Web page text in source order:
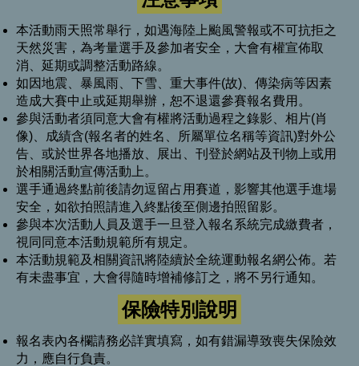
本活動雨天照常舉行，如遇海陸上颱風警報或不可抗拒之
天然災害，為考量選手及參加者安全，大會有權宣佈取
消、延期或調整活動路線。
如因地震、暴風雨、下雪、重大事件(故)、傳染病等因素
造成大賽中止或延期舉辦，恕不退還參賽報名費用。
參與活動者須同意大會有權將活動過程之錄影、相片(肖
像)、成績含(報名者的姓名、所屬單位名稱等資訊)對外公
告、或於世界各地播放、展出、刊登於網站及刊物上或用
於相關活動宣傳活動上。
選手通過終點前後請勿逗留占用賽道，影響其他選手進場
安全，如欲拍照請進入終點後至側邊拍照留影。
參與本次活動人員及選手一旦登入報名系統完成繳費者，
視同同意本活動規範所有規定。
本活動規範及相關資訊將陸續於全統運動報名網公佈。若
有未盡事宜，大會得隨時增補修訂之，將不另行通知。
保險特別說明
報名表內各欄請務必詳實填寫，如有錯漏導致喪失保險效
力，應自行負責。